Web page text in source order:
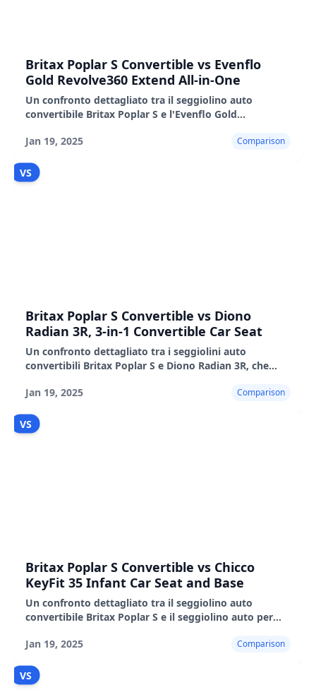
Britax Poplar S Convertible vs Evenflo
Gold Revolve360 Extend All-in-One
Un confronto dettagliato tra il seggiolino auto
convertibile Britax Poplar S e l'Evenflo Gold
caratteristiche, i pro e i contro.
Jan 19, 2025 Comparison
VS
Britax Poplar S Convertible vs Diono
Radian 3R, 3-in-1 Convertible Car Seat
Un confronto dettagliato tra i seggiolini auto
convertibili Britax Poplar S e Diono Radian 3R, che
Jan 19, 2025
Comparison
VS
Britax Poplar S Convertible vs Chicco
KeyFit 35 Infant Car Seat and Base
Un confronto dettagliato tra il seggiolino auto
convertibile Britax Poplar S e il seggiolino auto per
ciascuno.
Jan 19, 2025 Comparison
VS